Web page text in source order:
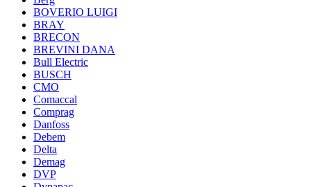
BOVERIO LUIGI
BRAY
BRECON
BREVINI DANA
Bull Electric
BUSCH
CMO
Comaccal
Comprag
Danfoss
Debem
Delta
Demag
DVP